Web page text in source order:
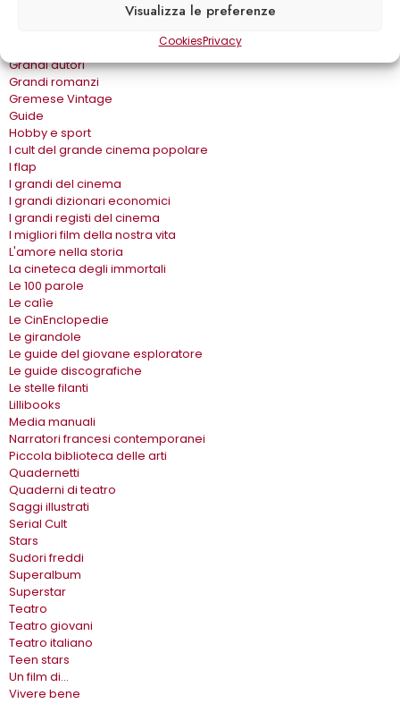
Visualizza le preferenze
CookiesPrivacy
Grandi autori
Grandi romanzi
Gremese Vintage
Guide
Hobby e sport
I cult del grande cinema popolare
I flap
I grandi del cinema
I grandi dizionari economici
I grandi registi del cinema
I migliori film della nostra vita
L'amore nella storia
La cineteca degli immortali
Le 100 parole
Le calìe
Le CinEnclopedie
Le girandole
Le guide del giovane esploratore
Le guide discografiche
Le stelle filanti
Lillibooks
Media manuali
Narratori francesi contemporanei
Piccola biblioteca delle arti
Quadernetti
Quaderni di teatro
Saggi illustrati
Serial Cult
Stars
Sudori freddi
Superalbum
Superstar
Teatro
Teatro giovani
Teatro italiano
Teen stars
Un film di…
Vivere bene